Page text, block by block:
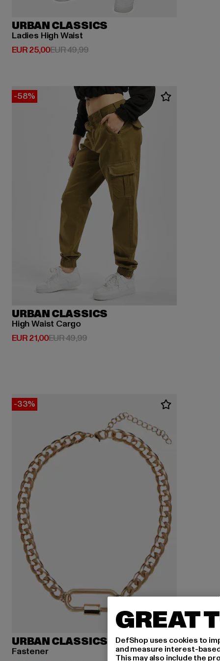
URBAN CLASSICS
Ladies High Waist
EUR 25,00
Derzeitiger Preis: EUR 25,00
EUR 49,99Aktionspreis: EUR 49,99
-58%
URBAN CLASSICS
High Waist Cargo
EUR 21,00
Derzeitiger Preis: EUR 21,00
EUR 49,99Aktionspreis: EUR 49,99
-33%
URBAN CLASSICS
Fastener
GREAT
DefShop uses cookies to
and measure interest-
This may also include the